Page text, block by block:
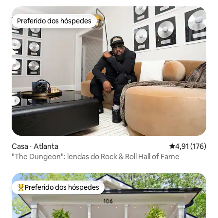
Preferido dos hóspedes
Preferido dos hóspedes
Casa ⋅ Atlanta 4,91 de uma
4,91 (176)
"The Dungeon": lendas do Rock & Roll Hall of Fame
Entre os melhores preferidos dos hóspedes
Preferido dos hóspedes